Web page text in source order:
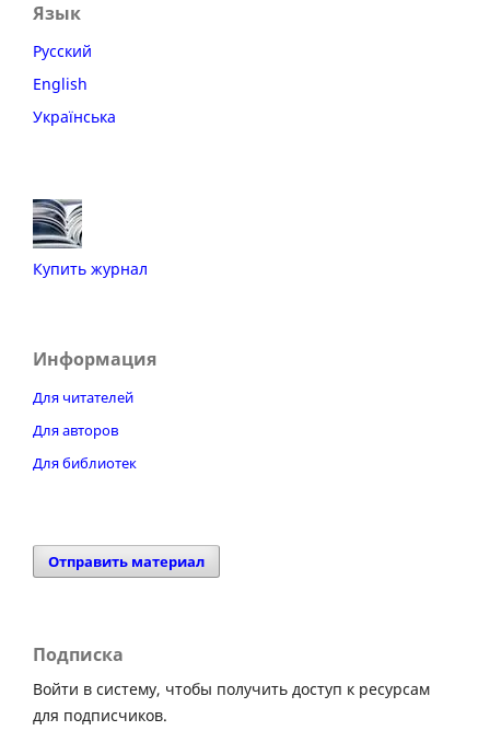
Язык
Русский
English
Українська
Купить журнал
Информация
Для читателей
Для авторов
Для библиотек
Отправить материал
Подписка
Войти в систему, чтобы получить доступ к ресурсам
для подписчиков.